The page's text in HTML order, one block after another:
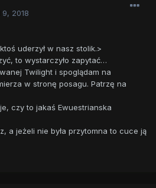
2018
uderzył w nasz stolik.>
to wystarczyło zapytać…
Twilight i spoglądam na
w stronę posagu. Patrzę na
czy to jakaś Ewuestrianska
a jeżeli nie była przytomna to cuce ją